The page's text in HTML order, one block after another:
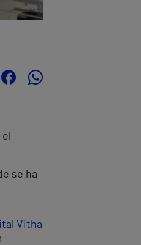
se ha
Vitha